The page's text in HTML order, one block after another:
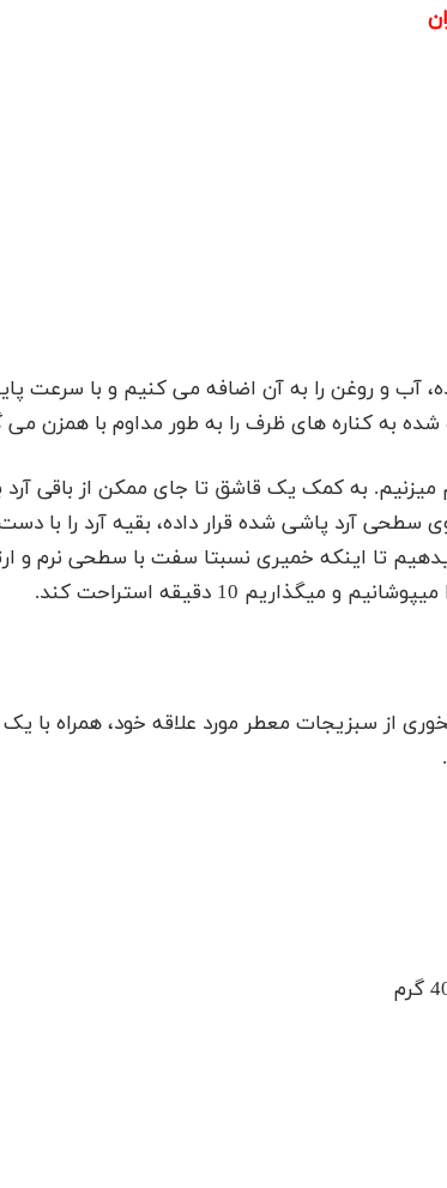
آب و روغن را به آن اضافه می کنیم و با سرعت
سرعت بالا بهم میزنیم. به کمک یک قاشق تا جای ممکن از باقی
سطحی آرد پاشی شده قرار داده، بقیه آرد را با
به مدت 6 تا 8 دقیقه ورز میدهیم تا اینکه خمیری نسبتا سفت با سطحی
10 دقیقه استراحت کند.
این ترکیب، مقدار 2 قاشق چایخوری از سبزیجات معطر مورد علاقه خود،